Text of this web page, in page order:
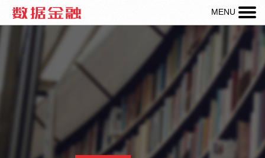
MENU
456-